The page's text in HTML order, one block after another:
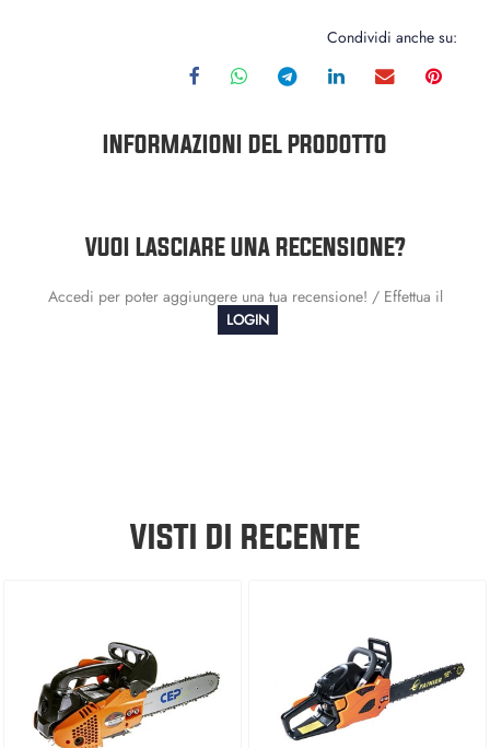
Condividi anche su:
INFORMAZIONI DEL PRODOTTO
VUOI LASCIARE UNA RECENSIONE?
Accedi per poter aggiungere una tua recensione! / Effettua il
LOGIN
VISTI DI RECENTE